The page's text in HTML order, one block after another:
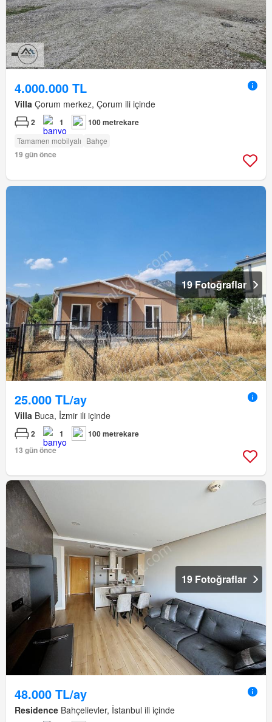
4.000.000 TL
Villa Çorum merkez, Çorum ili içinde
2 1 100 metrekare
Tamamen mobilyalı Bahçe
19 gün önce
19 Fotoğraflar
25.000 TL/ay
Villa Buca, İzmir ili içinde
2 1
100 metrekare
13 gün önce
19 Fotoğraflar
48.000 TL/ay
Residence Bahçelievler, İstanbul ili içinde